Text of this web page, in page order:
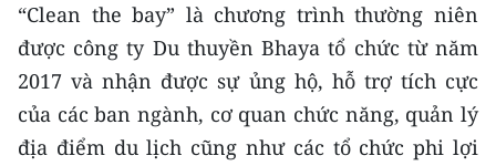
ENGLISH
中文
FRANÇAIS
“Clean the bay” là chương trình thường niên
được công ty Du thuyền Bhaya tổ chức từ năm
2017 và nhận được sự ủng hộ, hỗ trợ tích cực
của các ban ngành, cơ quan chức năng, quản lý
địa điểm du lịch cũng như các tổ chức phi lợi